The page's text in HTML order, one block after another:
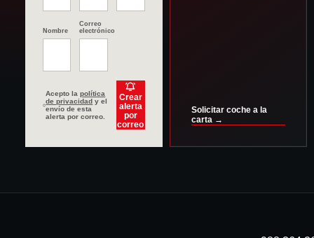
Nombre
Correo
electrónico
Acepto lapolítica
de privacidad y el
envío de esta
alerta por correo.
Crear
alerta
por
correo
Solicitar coche a la
carta →